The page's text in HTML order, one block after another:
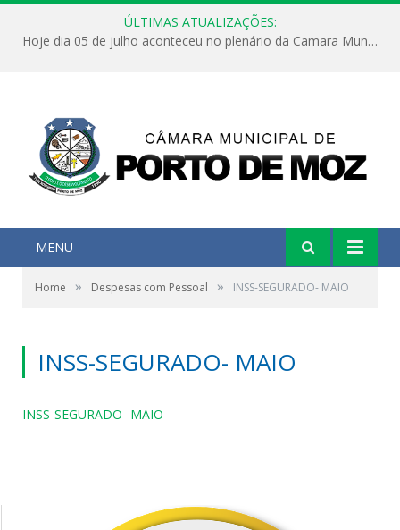
ÚLTIMAS ATUALIZAÇÕES:
Hoje dia 05 de julho aconteceu no plenário da Camara Municipal de Porto de Moz a Sessão Solene de Abertura dos Trabalhos Legislativos 2º Período da 23ª Legislatura
MENU
Home » Despesas com Pessoal » INSS-SEGURADO- MAIO
INSS-SEGURADO- MAIO
INSS-SEGURADO- MAIO